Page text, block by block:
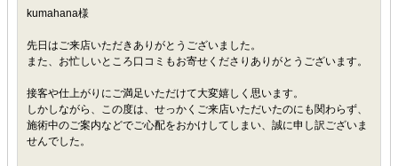
kumahana様
先日はご来店いただきありがとうございました。
また、お忙しいところ口コミもお寄せくださりありがとうございます。
接客や仕上がりにご満足いただけて大変嬉しく思います。
しかしながら、この度は、せっかくご来店いただいたのにも関わらず、
施術中のご案内などでご心配をおかけしてしまい、誠に申し訳ございま
せんでした。